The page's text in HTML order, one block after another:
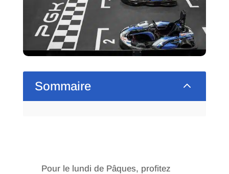
Sommaire 2
Pour le lundi de Pâques, profitez